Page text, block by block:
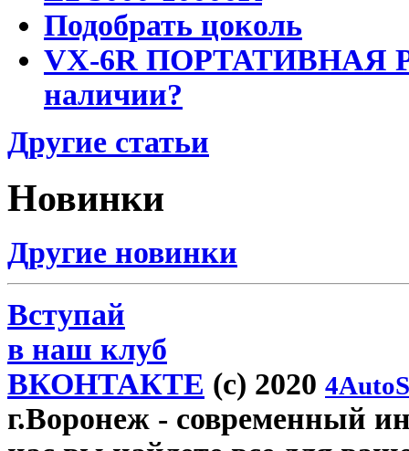
Подобрать цоколь
VX-6R ПОРТАТИВНАЯ
наличии?
Другие статьи
Новинки
Другие новинки
Вступай
в наш клуб
ВКОНТАКТЕ (c) 2020
г.Воронеж - современный